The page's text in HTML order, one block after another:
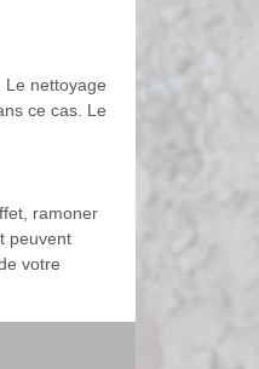
nettoyage
ce cas. Le
ramoner
peuvent
votre